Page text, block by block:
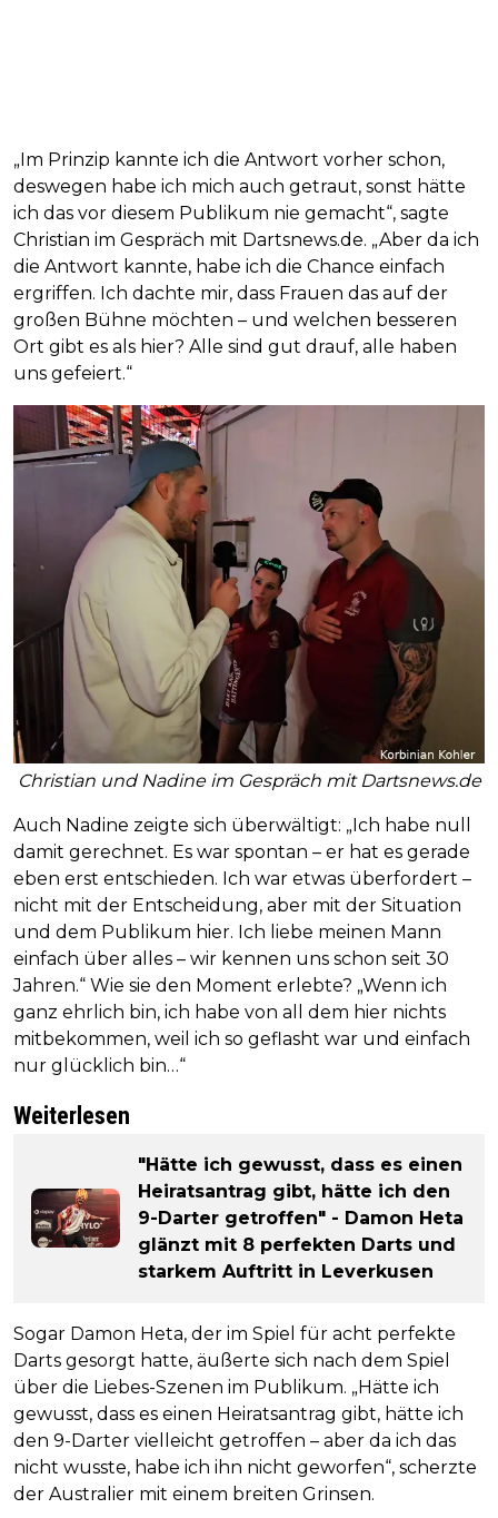
„Im Prinzip kannte ich die Antwort vorher schon,
deswegen habe ich mich auch getraut, sonst hätte
ich das vor diesem Publikum nie gemacht“, sagte
Christian im Gespräch mit Dartsnews.de. „Aber da ich
die Antwort kannte, habe ich die Chance einfach
ergriffen. Ich dachte mir, dass Frauen das auf der
großen Bühne möchten – und welchen besseren
Ort gibt es als hier? Alle sind gut drauf, alle haben
uns gefeiert.“
Christian und Nadine im Gespräch mit Dartsnews.de
Auch Nadine zeigte sich überwältigt: „Ich habe null
damit gerechnet. Es war spontan – er hat es gerade
eben erst entschieden. Ich war etwas überfordert –
nicht mit der Entscheidung, aber mit der Situation
und dem Publikum hier. Ich liebe meinen Mann
einfach über alles – wir kennen uns schon seit 30
Jahren.“ Wie sie den Moment erlebte? „Wenn ich
ganz ehrlich bin, ich habe von all dem hier nichts
mitbekommen, weil ich so geflasht war und einfach
nur glücklich bin…“
Weiterlesen
"Hätte ich gewusst, dass es einen
Heiratsantrag gibt, hätte ich den
9-Darter getroffen" - Damon Heta
glänzt mit 8 perfekten Darts und
starkem Auftritt in Leverkusen
Sogar Damon Heta, der im Spiel für acht perfekte
Darts gesorgt hatte, äußerte sich nach dem Spiel
über die Liebes-Szenen im Publikum. „Hätte ich
gewusst, dass es einen Heiratsantrag gibt, hätte ich
den 9-Darter vielleicht getroffen – aber da ich das
nicht wusste, habe ich ihn nicht geworfen“, scherzte
der Australier mit einem breiten Grinsen.